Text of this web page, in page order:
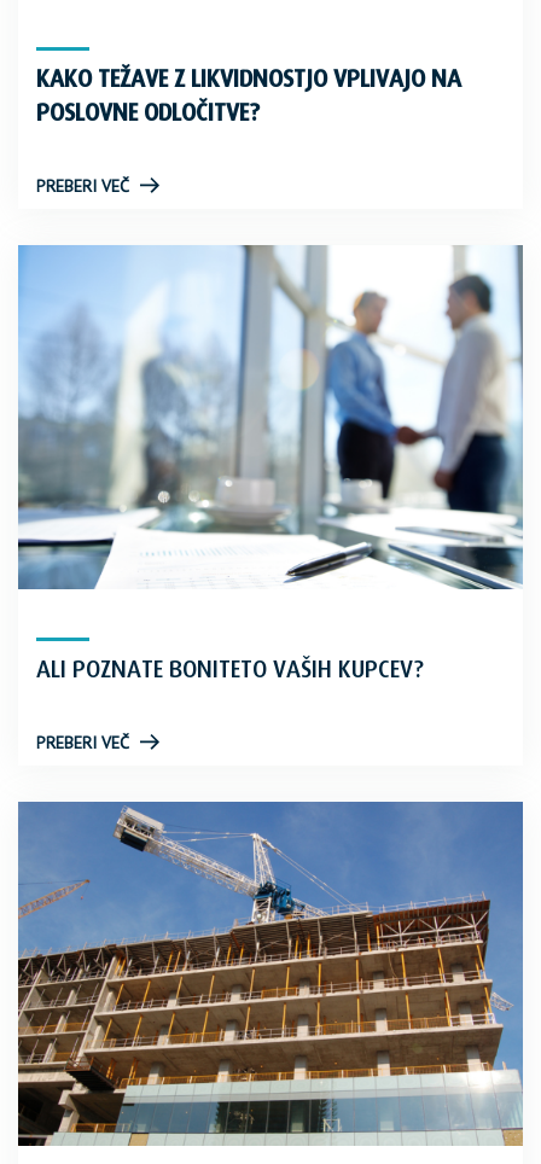
KAKO TEŽAVE Z LIKVIDNOSTJO VPLIVAJO NA
POSLOVNE ODLOČITVE?
PREBERI VEČ
ALI POZNATE BONITETO VAŠIH KUPCEV?
PREBERI VEČ